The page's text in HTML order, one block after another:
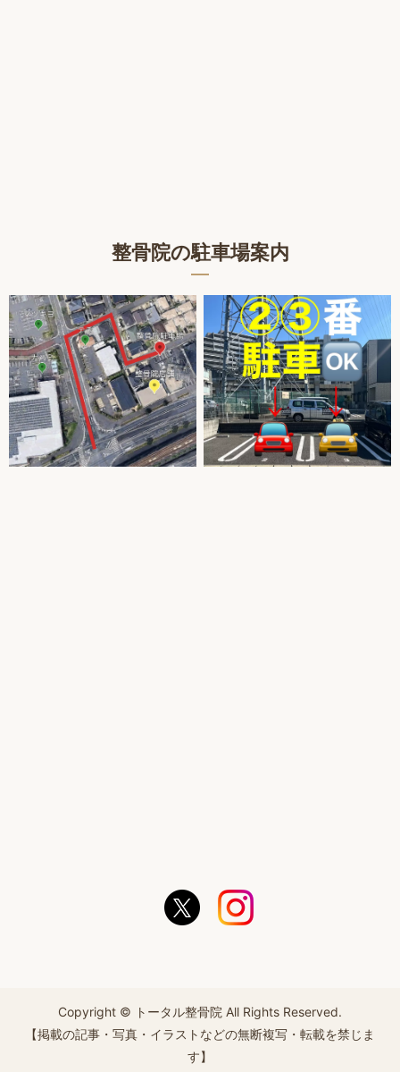
整骨院の駐車場案内
Copyright © トータル整骨院 All Rights Reserved.
【掲載の記事・写真・イラストなどの無断複写・転載を禁じま
す】